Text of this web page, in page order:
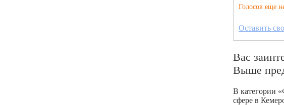
Голосов еще
Оставить
Вас
Выше
В категории
сфере в